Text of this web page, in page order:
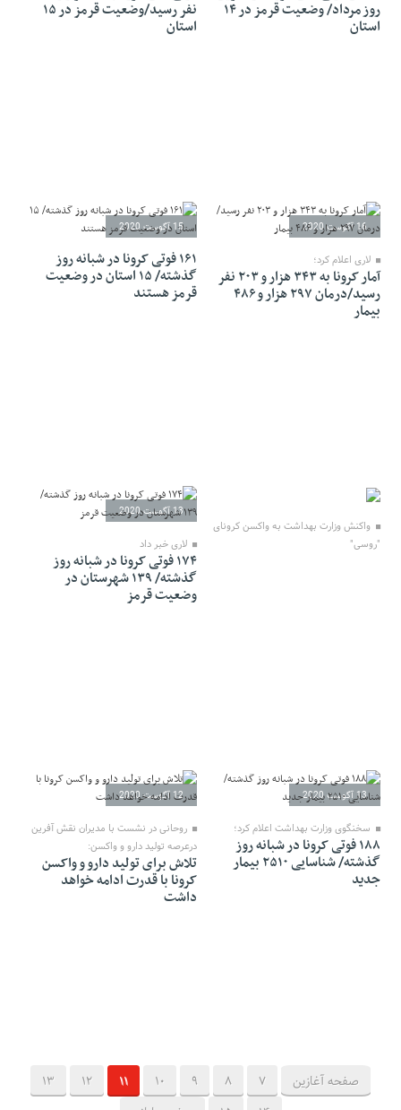
روز مرداد/ وضعیت قرمز در ۱۴
استان
نفر رسید/وضعیت قرمز در ۱۵
استان
16 آگوست 2020
لاری اعلام کرد؛
آمار کرونا به ۳۴۳ هزار و ۲۰۳ نفر
رسید/درمان ۲۹۷ هزار و ۴۸۶
بیمار
15 آگوست 2020
۱۶۱ فوتی کرونا در شبانه روز
گذشته/ ۱۵ استان در وضعیت
قرمز هستند
واکنش وزارت بهداشت به واکسن کرونای
"روسی"
13 آگوست 2020
لاری خبر داد
۱۷۴ فوتی کرونا در شبانه روز
گذشته/ ۱۳۹ شهرستان در
وضعیت قرمز
13 آگوست 2020
سخنگوی وزارت بهداشت اعلام کرد؛
۱۸۸ فوتی کرونا در شبانه روز
گذشته/ شناسایی ۲۵۱۰ بیمار
جدید
12 آگوست 2020
روحانی در نشست با مدیران نقش آفرین
درعرصه تولید دارو و واکسن:
تلاش برای تولید دارو و واکسن
کرونا با قدرت ادامه خواهد
داشت
صفحه آغازین 7
8
9
10
11
12
13